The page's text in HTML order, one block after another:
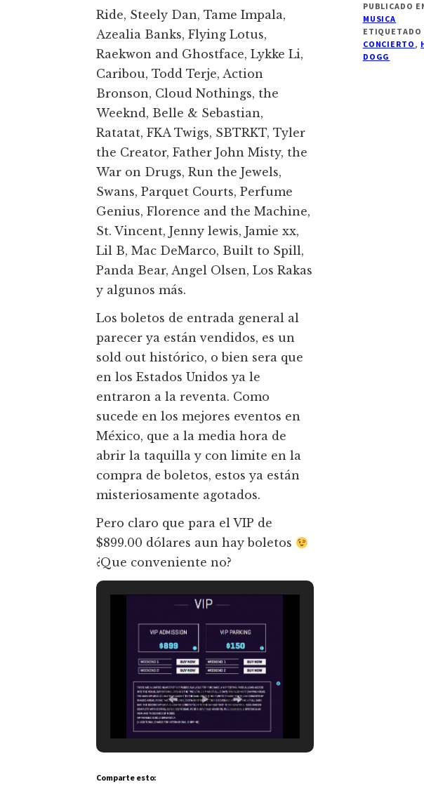
Ride, Steely Dan, Tame Impala,
Azealia Banks, Flying Lotus,
Raekwon and Ghostface, Lykke Li,
Caribou, Todd Terje, Action
Bronson, Cloud Nothings, the
Weeknd, Belle & Sebastian,
Ratatat, FKA Twigs, SBTRKT, Tyler
the Creator, Father John Misty, the
War on Drugs, Run the Jewels,
Swans, Parquet Courts, Perfume
Genius, Florence and the Machine,
St. Vincent, Jenny lewis, Jamie xx,
Lil B, Mac DeMarco, Built to Spill,
Panda Bear, Angel Olsen, Los Rakas
y algunos más.
Los boletos de entrada general al
parecer ya están vendidos, es un
sold out histórico, o bien sera que
en los Estados Unidos ya le
entraron a la reventa. Como
sucede en los mejores eventos en
México, que a la media hora de
abrir la taquilla y con limite en la
compra de boletos, estos ya están
misteriosamente agotados.
Pero claro que para el VIP de
$899.00 dólares aun hay boletos
¿Que conveniente no?
Comparte esto:
PUBLICADO
MUSICA
ETIQUETADO
CONCIERTO,
DOGG